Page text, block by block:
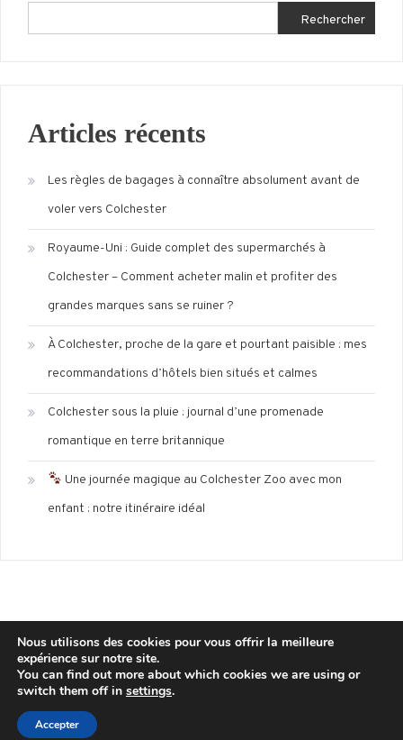
Rechercher
Articles récents
Les règles de bagages à connaître absolument avant de
voler vers Colchester
Royaume-Uni : Guide complet des supermarchés à
Colchester – Comment acheter malin et profiter des
grandes marques sans se ruiner ?
À Colchester, proche de la gare et pourtant paisible : mes
recommandations d’hôtels bien situés et calmes
Colchester sous la pluie : journal d’une promenade
romantique en terre britannique
Une journée magique au Colchester Zoo avec mon
enfant : notre itinéraire idéal
Mentions légales Politique de confidentialité
Copyright © 2025 wisdom-blog
Nous utilisons des cookies pour vous offrir la meilleure
expérience sur notre site.
You can find out more about which cookies we are using or
switch them off in settings.
Accepter